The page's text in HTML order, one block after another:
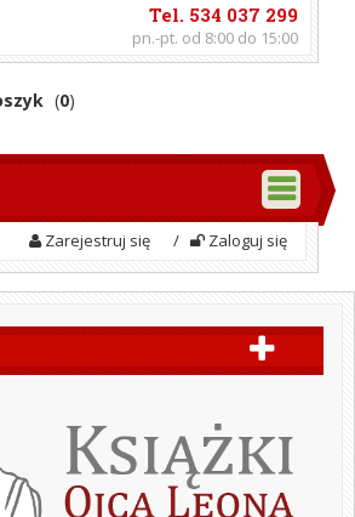
Tel. 534 037 299
pn.-pt. od 8:00 do 15:00
(0)
Zarejestruj się / Zaloguj się